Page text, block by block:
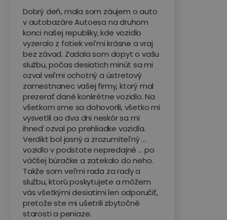
Dobrý deň, mala som záujem o auto
v autobazáre Autoesa na druhom
konci našej republiky, kde vozidlo
vyzeralo z fotiek veľmi krásne a vraj
bez závad. Zadala som dopyt o vašu
službu, počas desiatich minút sa mi
ozval veľmi ochotný a ústretový
zamestnanec vašej firmy, ktorý mal
prezerať dané konkrétne vozidlo. Na
všetkom sme sa dohovorili, všetko mi
vysvetlil ao dva dni neskôr sa mi
ihneď ozval po prehliadke vozidla.
Verdikt bol jasný a zrozumiteľný ...
vozidlo v podstate nepredajné ... po
väčšej búračke a zatekalo do neho.
Takže som veľmi rada za rady a
službu, ktorú poskytujete a môžem
vás všetkými desiatimi len odporučiť,
pretože ste mi ušetrili zbytočné
starosti a peniaze.